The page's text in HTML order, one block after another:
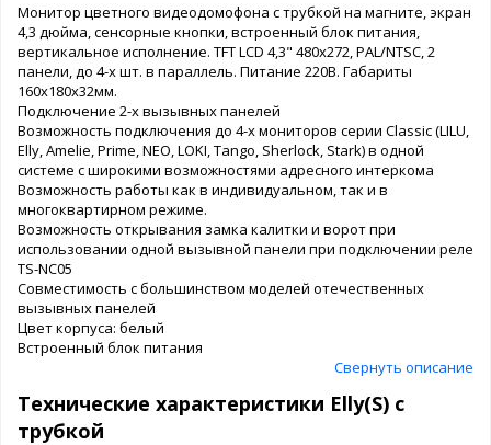
Монитор цветного видеодомофона с трубкой на магните, экран
4,3 дюйма, сенсорные кнопки, встроенный блок питания,
вертикальное исполнение. TFT LCD 4,3" 480x272, PAL/NTSC, 2
панели, до 4-х шт. в параллель. Питание 220В. Габариты
160х180х32мм.
Подключение 2-х вызывных панелей
Возможность подключения до 4-х мониторов серии Classic (LILU,
Elly, Amelie, Prime, NEO, LOKI, Tango, Sherlock, Stark) в одной
системе с широкими возможностями адресного интеркома
Возможность работы как в индивидуальном, так и в
многоквартирном режиме.
Возможность открывания замка калитки и ворот при
использовании одной вызывной панели при подключении реле
TS-NC05
Совместимость с большинством моделей отечественных
вызывных панелей
Цвет корпуса: белый
Встроенный блок питания
Возможность работы с трубкой или в режиме Hands-Free при
Свернуть описание
Технические характеристики Elly(S) с
трубкой